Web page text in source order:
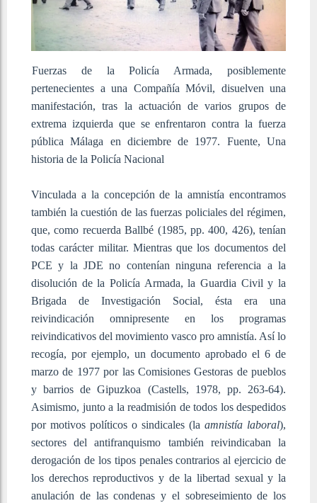
Fuerzas de la Policía Armada, posiblemente
pertenecientes a una Compañía Móvil, disuelven una
manifestación, tras la actuación de varios grupos de
extrema izquierda que se enfrentaron contra la fuerza
pública Málaga en diciembre de 1977. Fuente, Una
historia de la Policía Nacional
Vinculada a la concepción de la amnistía encontramos
también la cuestión de las fuerzas policiales del régimen,
que, como recuerda Ballbé (1985, pp. 400, 426), tenían
todas carácter militar. Mientras que los documentos del
PCE y la JDE no contenían ninguna referencia a la
disolución de la Policía Armada, la Guardia Civil y la
Brigada de Investigación Social, ésta era una
reivindicación omnipresente en los programas
reivindicativos del movimiento vasco pro amnistía. Así lo
recogía, por ejemplo, un documento aprobado el 6 de
marzo de 1977 por las Comisiones Gestoras de pueblos
y barrios de Gipuzkoa (Castells, 1978, pp. 263-64).
Asimismo, junto a la readmisión de todos los despedidos
por motivos políticos o sindicales (la amnistía laboral),
sectores del antifranquismo también reivindicaban la
derogación de los tipos penales contrarios al ejercicio de
los derechos reproductivos y de la libertad sexual y la
anulación de las condenas y el sobreseimiento de los